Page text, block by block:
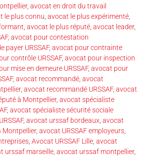
, avocat en droit du travail
le plus connu avocat le plus expérimenté
avocat le plus réputé avocat leader,
, avocat pour contestation
payer URSSAF, avocat pour contrainte
contrôle URSSAF, avocat pour inspection
mise en demeure URSSAF, avocat pour
, avocat recommandé avocat
, avocat recommandé URSSAF, avocat
à Montpellier, avocat spécialiste
, avocat spécialiste sécurité sociale
, avocat urssaf bordeaux avocat
Montpellier, avocat URSSAF employeurs
Avocat URSSAF Lille avocat
urssaf marseille avocat urssaf montpellier,